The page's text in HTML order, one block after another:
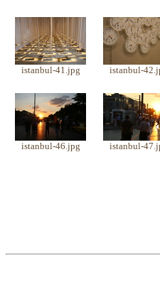
istanbul-41.jpg istanbul-
istanbul-46.jpg istanbul-